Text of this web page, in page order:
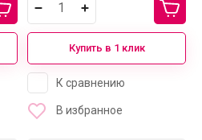
Купить в 1 клик
К сравнению
В избранное